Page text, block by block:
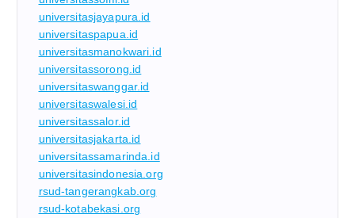
universitasjayapura.id
universitaspapua.id
universitasmanokwari.id
universitassorong.id
universitaswanggar.id
universitaswalesi.id
universitassalor.id
universitasjakarta.id
universitassamarinda.id
universitasindonesia.org
rsud-tangerangkab.org
rsud-kotabekasi.org